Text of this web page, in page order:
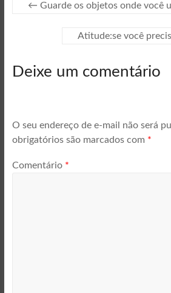
← Guarde os objetos onde você
Atitude:se você
Deixe um comentário
O seu endereço de e-mail não será
obrigatórios são marcados com *
Comentário *